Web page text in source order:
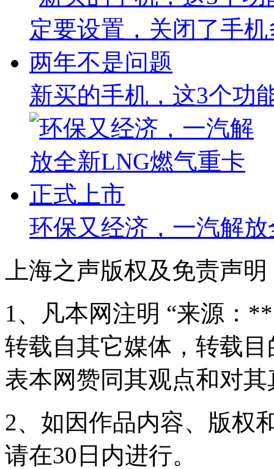
新买的手机，这3个功
环保又经济，一汽解
上海之声版权及免责声明
1、凡本网注明 “来源：
转载自其它媒体，转载
表本网赞同其观点和对
2、如因作品内容、版权
请在30日内进行。